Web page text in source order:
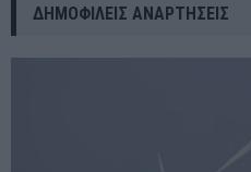
ΔΗΜΟΦΙΛΕΊΣ ΑΝΑΡΤΉΣΕΙΣ